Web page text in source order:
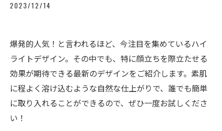
2023/12/14
爆発的人気！と言われるほど、今注目を集めているハイ
ライトデザイン。その中でも、特に顔立ちを際立たせる
効果が期待できる最新のデザインをご紹介します。素肌
に程よく溶け込むような自然な仕上がりで、誰でも簡単
に取り入れることができるので、ぜひ一度お試しくださ
い！